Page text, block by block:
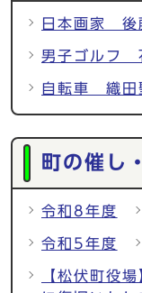
日本画家 後
男子ゴルフ
自転車 織田
町の催し
令和8年度
令和5年度
【松伏町役